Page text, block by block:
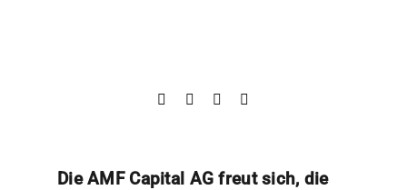
Die AMF Capital AG freut sich, die